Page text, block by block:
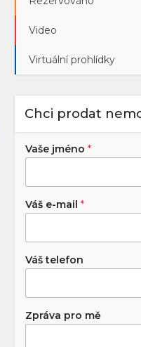
Video
Virtuální prohlídky
Chci prodat
Vaše jméno *
Váš e-mail *
Váš telefon
Zpráva pro mě